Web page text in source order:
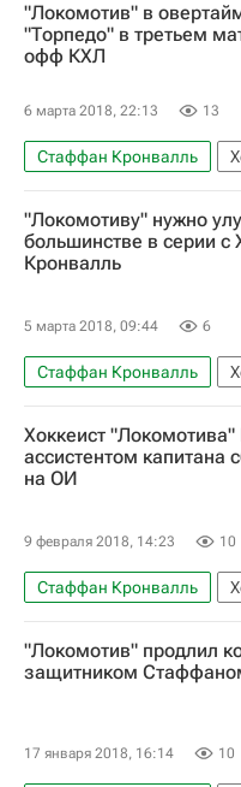
"Локомотив" в
"Торпедо" в третьем
офф КХЛ
6 марта 2018, 22:13 13
Стаффан Кронвалль
КХЛ 2025-2026
Торпедо
Юрий
Томаш Кундратек
"Локомотиву" нужно
большинстве в серии с
Кронвалль
5 марта 2018, 09:44 6
Стаффан Кронвалль
КХЛ 2025-2026
Торпедо
Хоккеист "Локомотива"
ассистентом капитана
на ОИ
9 февраля 2018, 14:23 10
Стаффан Кронвалль
Хоккей
Спорт
Пхенчхан 2018
"Локомотив" продлил
защитником
17 января 2018, 16:14 10